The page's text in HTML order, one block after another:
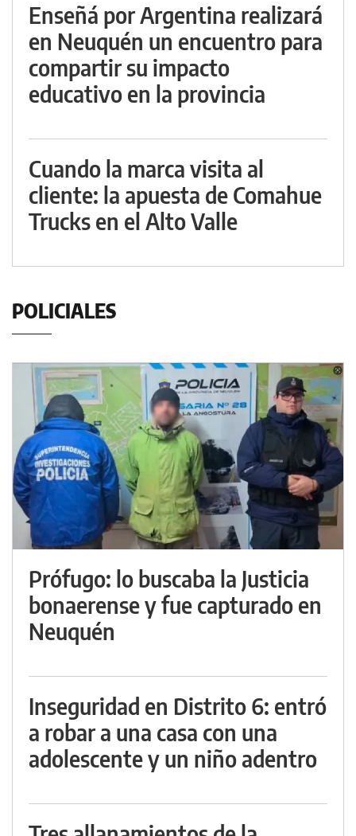
Enseñá por Argentina realizará
en Neuquén un encuentro para
compartir su impacto
educativo en la provincia
Cuando la marca visita al
cliente: la apuesta de Comahue
Trucks en el Alto Valle
POLICIALES
Prófugo: lo buscaba la Justicia
bonaerense y fue capturado en
Neuquén
Inseguridad en Distrito 6: entró
a robar a una casa con una
adolescente y un niño adentro